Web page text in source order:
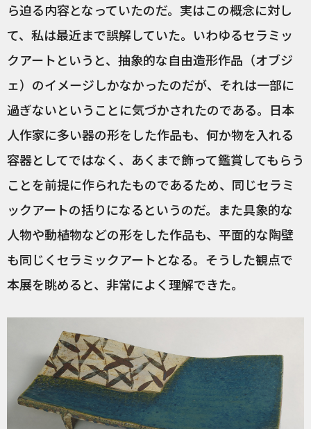
ら迫る内容となっていたのだ。実はこの概念に対し
て、私は最近まで誤解していた。いわゆるセラミッ
クアートというと、抽象的な自由造形作品（オブジ
ェ）のイメージしかなかったのだが、それは一部に
過ぎないということに気づかされたのである。日本
人作家に多い器の形をした作品も、何か物を入れる
容器としてではなく、あくまで飾って鑑賞してもらう
ことを前提に作られたものであるため、同じセラミ
ックアートの括りになるというのだ。また具象的な
人物や動植物などの形をした作品も、平面的な陶壁
も同じくセラミックアートとなる。そうした観点で
本展を眺めると、非常によく理解できた。